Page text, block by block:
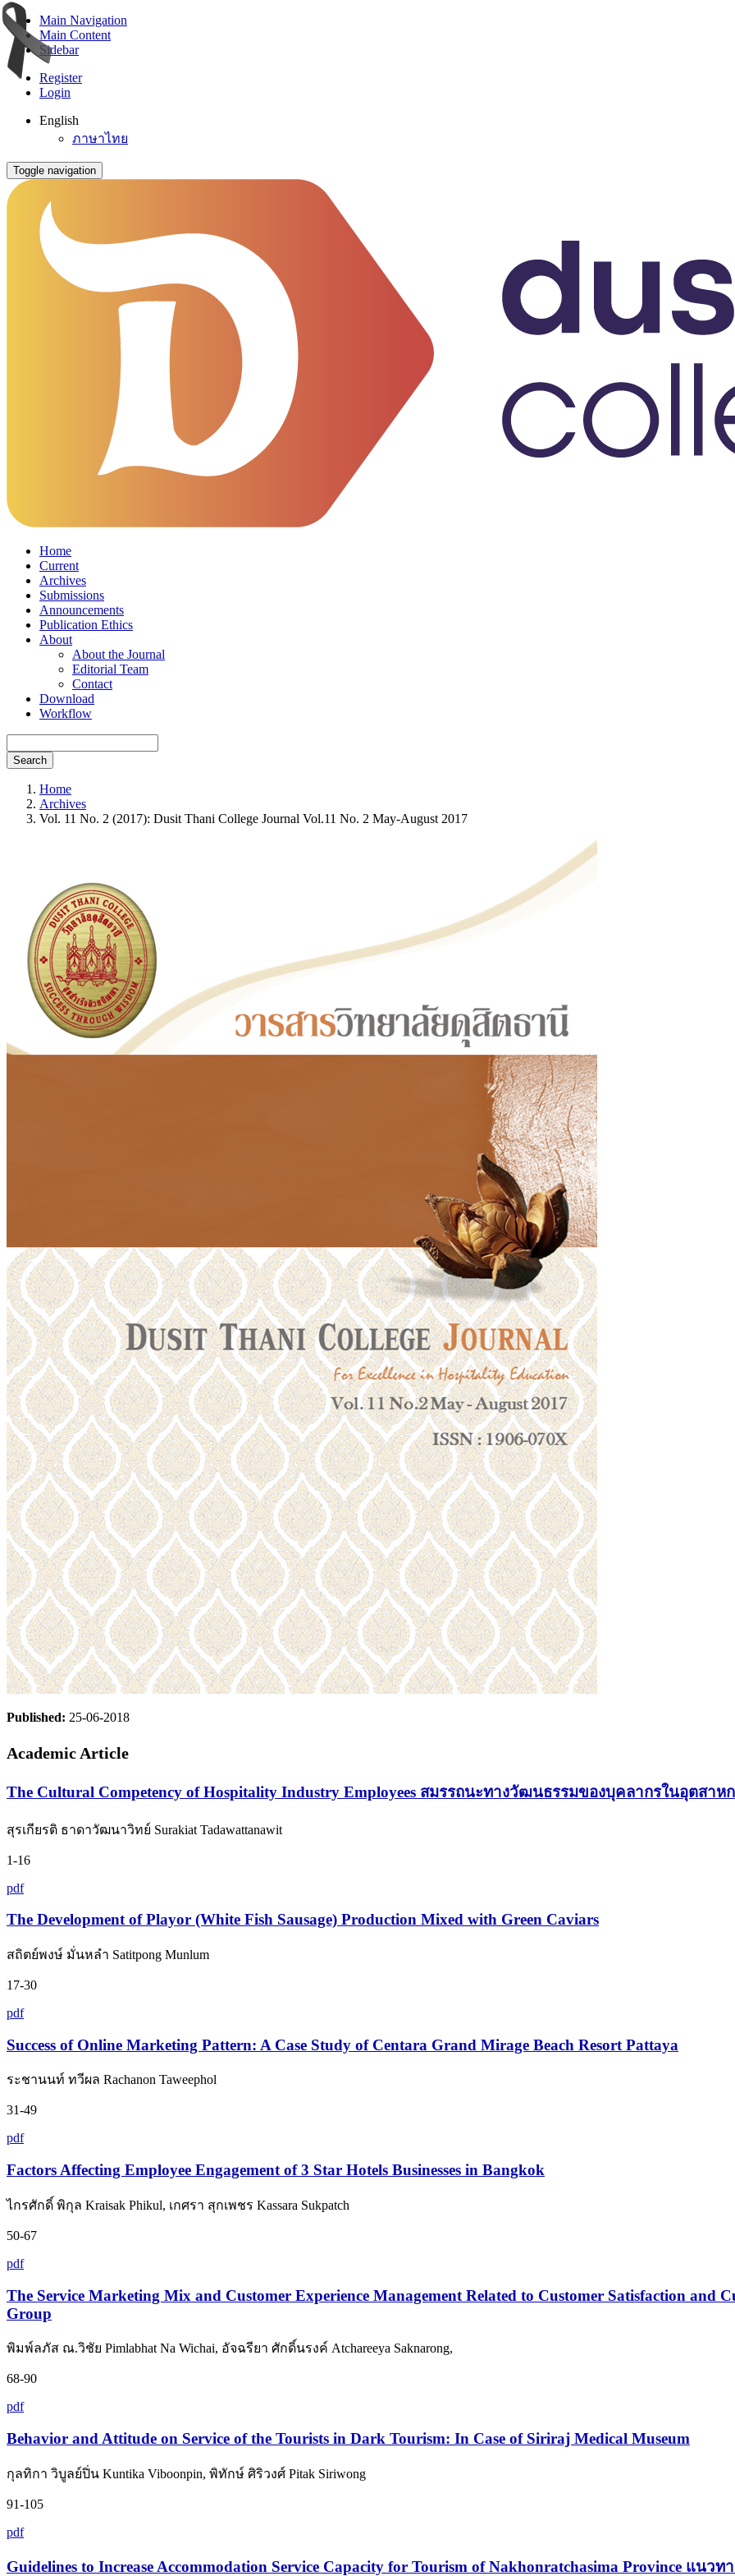
Main Navigation
Main Content
Sidebar
Register
Login
English
ภาษาไทย
Toggle navigation
Home
Current
Archives
Submissions
Announcements
Publication Ethics
About
About the Journal
Editorial Team
Contact
Download
Workflow
Search
Home
Archives
Vol. 11 No. 2 (2017): Dusit Thani College Journal Vol.11 No. 2 May-August 2017
Published: 25-06-2018
Academic Article
The Cultural Competency of Hospitality Industry Employees สมรรถนะทางวัฒนธรรมของบุคลากรในอุตสาห
สุรเกียรติ ธาดาวัฒนาวิทย์ Surakiat Tadawattanawit
1-16
pdf
The Development of Playor (White Fish Sausage) Production Mixed with Green Caviars
สถิตย์พงษ์ มั่นหลำ Satitpong Munlum
17-30
pdf
Success of Online Marketing Pattern: A Case Study of Centara Grand Mirage Beach Resort Pattaya
ระชานนท์ ทวีผล Rachanon Taweephol
31-49
pdf
Factors Affecting Employee Engagement of 3 Star Hotels Businesses in Bangkok
ไกรศักดิ์ พิกุล Kraisak Phikul, เกศรา สุกเพชร Kassara Sukpatch
50-67
pdf
The Service Marketing Mix and Customer Experience Management Related to Customer Satisfaction and
Group
พิมพ์ลภัส ณ.วิชัย Pimlabhat Na Wichai, อัจฉรียา ศักดิ์นรงค์ Atchareeya Saknarong,
68-90
pdf
Behavior and Attitude on Service of the Tourists in Dark Tourism: In Case of Siriraj Medical Museum
กุลทิกา วิบูลย์ปิ่น Kuntika Viboonpin, พิทักษ์ ศิริวงศ์ Pitak Siriwong
91-105
pdf
Guidelines to Increase Accommodation Service Capacity for Tourism of Nakhonratchasima Province แน